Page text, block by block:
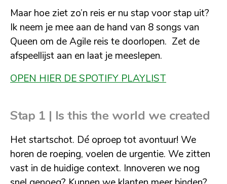
Maar hoe ziet zo’n reis er nu stap voor stap uit?
Ik neem je mee aan de hand van 8 songs van
Queen om de Agile reis te doorlopen. Zet de
afspeellijst aan en laat je meeslepen.
OPEN HIER DE SPOTIFY PLAYLIST
Stap 1 | Is this the world we created
Het startschot. Dé oproep tot avontuur! We
horen de roeping, voelen de urgentie. We zitten
vast in de huidige context. Innoveren we nog